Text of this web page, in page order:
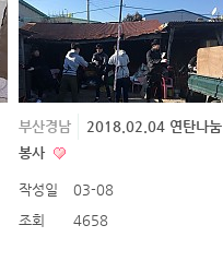
부산경남
2018.02.04 연탄나눔
봉사
작성일
03-08
조회
4658